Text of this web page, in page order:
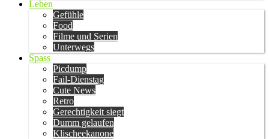
Leben
Gefühle
Food
Filme und Serien
Unterwegs
Spass
Picdump
Fail-Dienstag
Cute News
Retro
Gerechtigkeit siegt
Dumm gelaufen
Klischeekanone